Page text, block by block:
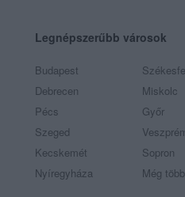
Legnépszerűbb városok
Budapest
Debrecen
Pécs
Szeged
Kecskemét
Nyíregyháza
Miskolc
Győr
Sopron
Még